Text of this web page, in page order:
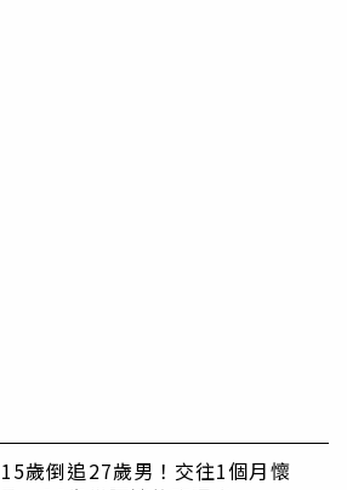
15歲倒追27歲男！交往1個月懷